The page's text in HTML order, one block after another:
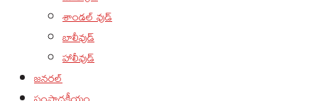
శాండల్ వుడ్
బాలీవుడ్
హాలీవుడ్
జనరల్